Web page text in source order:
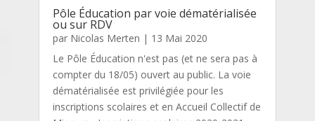
Pôle Éducation par voie dématérialisée
ou sur RDV
par Nicolas Merten | 13 Mai 2020
Le Pôle Éducation n'est pas (et ne sera pas à
compter du 18/05) ouvert au public. La voie
dématérialisée est privilégiée pour les
inscriptions scolaires et en Accueil Collectif de